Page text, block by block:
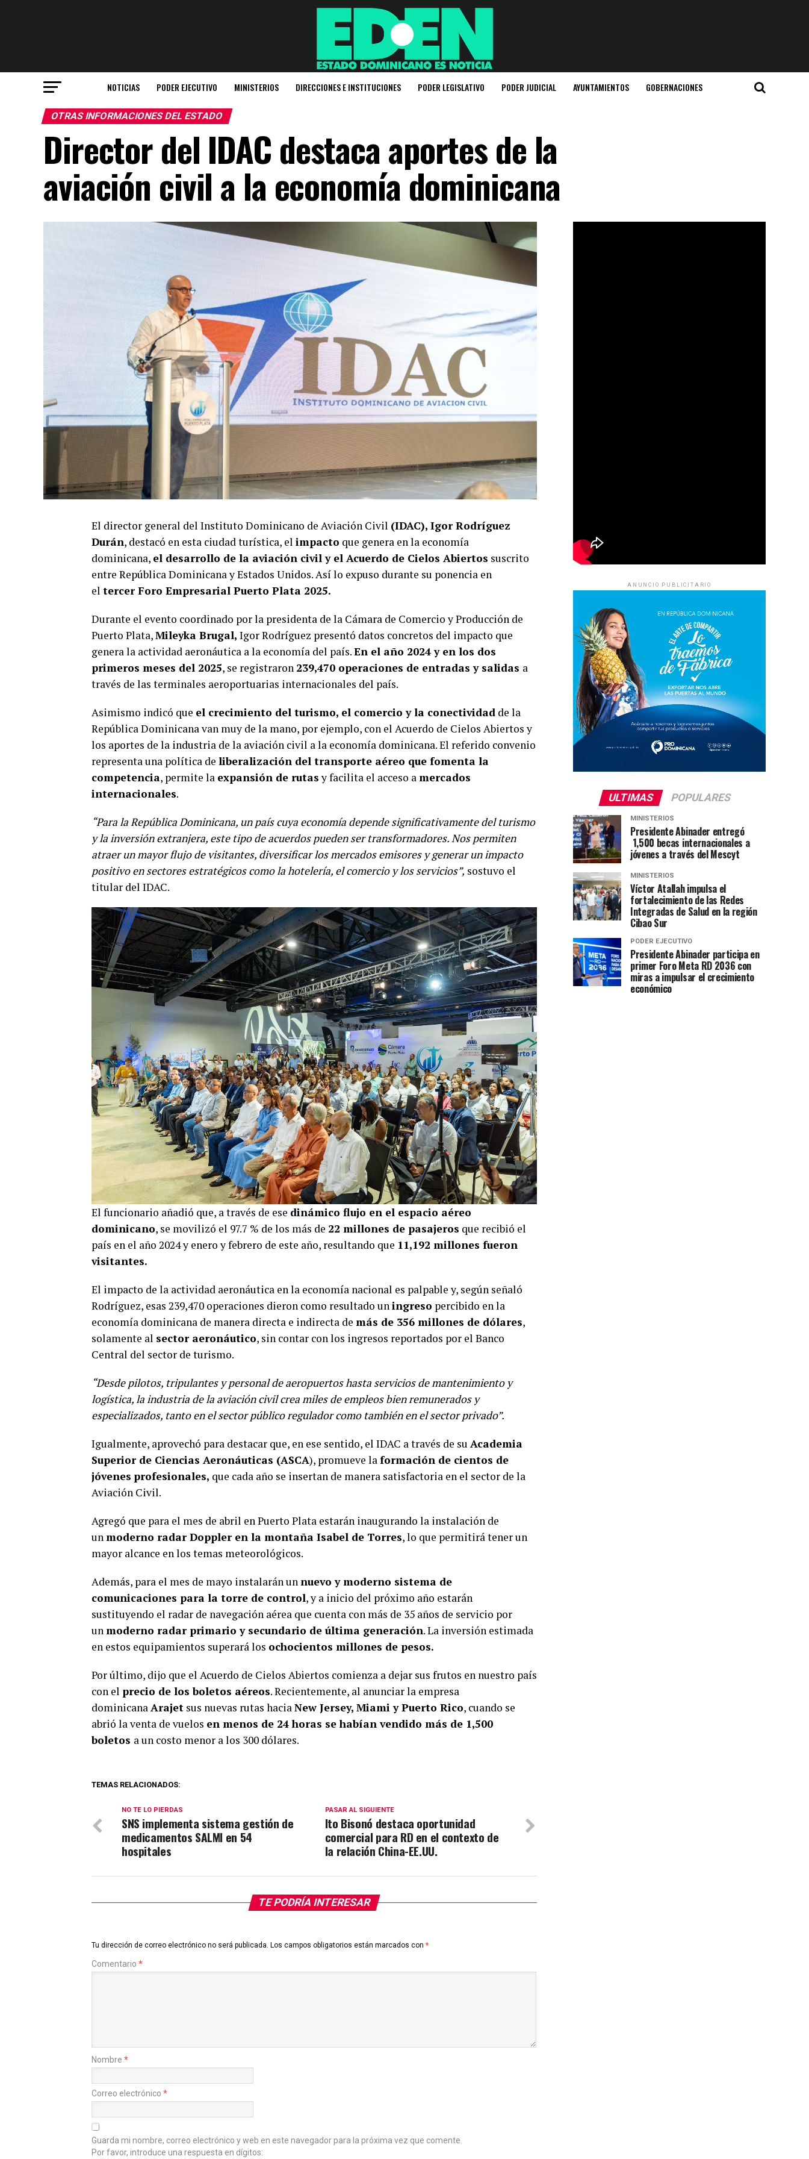
NOTICIAS PODER EJECUTIVO MINISTERIOS DIRECCIONES E INSTITUCIONES PODER LEGISLATIVO PODER JUDICIAL AYUNTAMIENTOS GOBERNACIONES
OTRAS INFORMACIONES DEL ESTADO
Director del IDAC destaca aportes de la
aviación civil a la economía dominicana
El director general del Instituto Dominicano de Aviación Civil (IDAC), Igor Rodríguez
Durán, destacó en esta ciudad turística, el impacto que genera en la economía
dominicana, el desarrollo de la aviación civil y el Acuerdo de Cielos Abiertos suscrito
entre República Dominicana y Estados Unidos. Así lo expuso durante su ponencia en
el tercer Foro Empresarial Puerto Plata 2025.
Durante el evento coordinado por la presidenta de la Cámara de Comercio y Producción de
Puerto Plata,Mileyka Brugal, Igor Rodríguez presentó datos concretos del impacto que
genera la actividad aeronáutica a la economía del país.En el año 2024 y en los dos
primeros meses del 2025, se registraron 239,470 operaciones de entradas y salidas a
través de las terminales aeroportuarias internacionales del país.
Asimismo indicó que el crecimiento del turismo, el comercio y la conectividad de la
República Dominicana van muy de la mano, por ejemplo, con el Acuerdo de Cielos Abiertos y
los aportes de la industria de la aviación civil a la economía dominicana. El referido convenio
representa una política de liberalización del transporte aéreo que fomenta la
competencia, permite la expansión de rutasy facilita el acceso amercados
internacionales.
“Para la República Dominicana, un país cuya economía depende significativamente del turismo
y la inversión extranjera, este tipo de acuerdos pueden ser transformadores. Nos permiten
atraer un mayor flujo de visitantes, diversificar los mercados emisores y generar un impacto
positivo en sectores estratégicos como la hotelería, el comercio y los servicios”, sostuvo el
titular del IDAC.
El funcionario añadió que, a través de ese dinámico flujo en el espacio aéreo
dominicano, se movilizó el 97.7 % de los más de 22 millones de pasajeros que recibió el
país en el año 2024 y enero y febrero de este año, resultando que 11,192 millones fueron
visitantes.
El impacto de la actividad aeronáutica en la economía nacional es palpable y, según señaló
Rodríguez, esas 239,470 operaciones dieron como resultado uningreso percibido en la
economía dominicana de manera directa e indirecta de más de 356 millones de dólares,
solamente al sector aeronáutico, sin contar con los ingresos reportados por el Banco
Central del sector de turismo.
“Desde pilotos, tripulantes y personal de aeropuertos hasta servicios de mantenimiento y
logística, la industria de la aviación civil crea miles de empleos bien remunerados y
especializados, tanto en el sector público regulador como también en el sector privado”.
Igualmente, aprovechó para destacar que, en ese sentido, el IDAC a través de su Academia
Superior de Ciencias Aeronáuticas (ASCA), promueve laformación de cientos de
jóvenes profesionales, que cada año se insertan de manera satisfactoria en el sector de la
Aviación Civil.
Agregó que para el mes de abril en Puerto Plata estarán inaugurando la instalación de
unmoderno radar Doppler en la montaña Isabel de Torres, lo que permitirá tener un
mayor alcance en los temas meteorológicos.
Además, para el mes de mayo instalarán unnuevo y moderno sistema de
comunicaciones para la torre de control, y a inicio del próximo año estarán
sustituyendo el radar de navegación aérea que cuenta con más de 35 años de servicio por
unmoderno radar primario y secundario de última generación. La inversión estimada
en estos equipamientos superará los ochocientos millones de pesos.
Por último, dijo que el Acuerdo de Cielos Abiertos comienza a dejar sus frutos en nuestro país
con el precio de los boletos aéreos. Recientemente, al anunciar la empresa
dominicanaArajet sus nuevas rutas haciaNew Jersey, Miami y Puerto Rico, cuando se
abrió la venta de vuelos en menos de 24 horas se habían vendido más de 1,500
boletos a un costo menor a los 300 dólares.
TEMAS RELACIONADOS:
PASAR AL SIGUIENTE
Ito Bisonó destaca oportunidad
comercial para RD en el contexto de
la relación China-EE.UU.
NO TE LO PIERDAS
SNS implementa sistema gestión de
medicamentos SALMI en 54
hospitales
TE PODRÍA INTERESAR
Tu dirección de correo electrónico no será publicada. Los campos obligatorios están marcados con *
Comentario *
Nombre *
Correo electrónico *
Guarda mi nombre, correo electrónico y web en este navegador para la próxima vez que comente.
Por favor, introduce una respuesta en dígitos:
ANUNCIO PUBLICITARIO
ULTIMAS POPULARES
MINISTERIOS
Presidente Abinader entregó
1,500 becas internacionales a
jóvenes a través del Mescyt
MINISTERIOS
Víctor Atallah impulsa el
fortalecimiento de las Redes
Integradas de Salud en la región
Cibao Sur
PODER EJECUTIVO
Presidente Abinader participa en
primer Foro Meta RD 2036 con
miras a impulsar el crecimiento
económico